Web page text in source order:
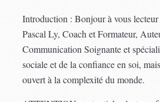
Introduction : Bonjour à vous lecteur
Pascal Ly, Coach et Formateur,
Communication Soignante et
sociale et de la confiance en soi,
ouvert à la complexité du monde.